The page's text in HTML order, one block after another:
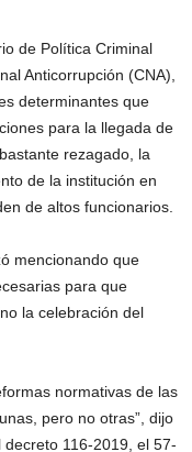
de Política Criminal
Anticorrupción (CNA),
determinantes que
para la llegada de
rezagado, la
de la institución en
de altos funcionarios.
mencionando que
para que
la celebración del
normativas de las
pero no otras”, dijo
116-2019, el 57-